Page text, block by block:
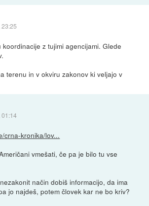
koordinacije z tujimi agencijami. Glede
terenu in v okviru zakonov ki veljajo v
crna-kronika/lov...
vmešati, če pa je bilo tu vse
način dobiš informacijo, da ima
jo najdeš, potem človek kar ne bo kriv?